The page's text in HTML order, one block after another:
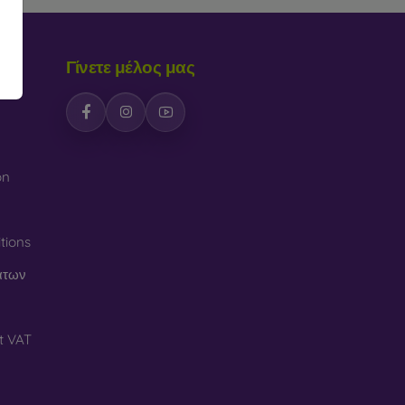
VAT
Γίνετε μέλος μας